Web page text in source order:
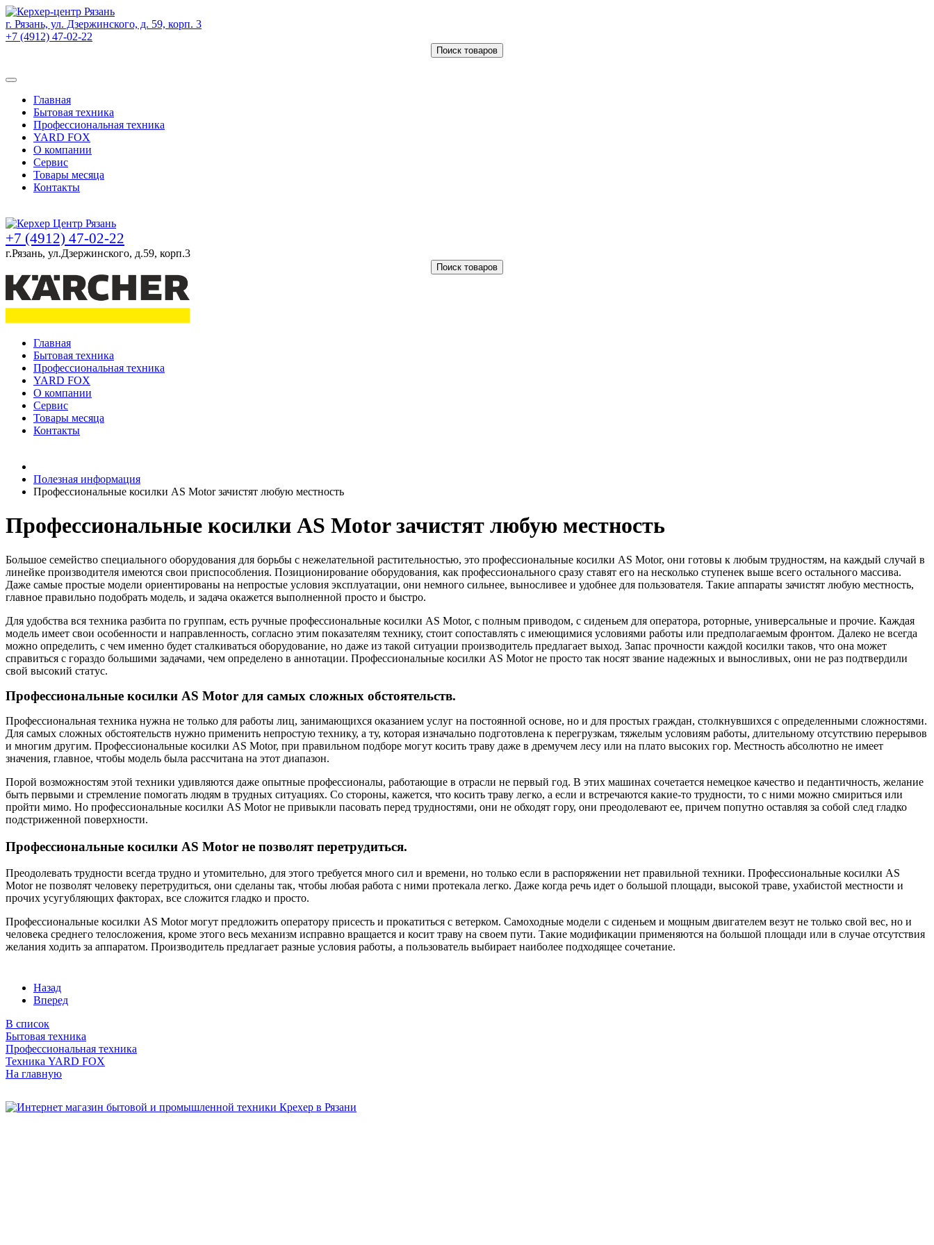
г. Рязань, ул. Дзержинского, д. 59, корп. 3
+7 (4912) 47-02-22
Поиск товаров
Главная
Бытовая техника
Профессиональная техника
YARD FOX
О компании
Сервис
Товары месяца
Контакты
+7 (4912) 47-02-22
г.Рязань, ул.Дзержинского, д.59, корп.3
Поиск товаров
Главная
Бытовая техника
Профессиональная техника
YARD FOX
О компании
Сервис
Товары месяца
Контакты
Полезная информация
Профессиональные косилки AS Motor зачистят любую местность
Профессиональные косилки AS Motor зачистят любую местность
Большое семейство специального оборудования для борьбы с нежелательной растительностью, это профессиональные косилки AS Motor, они готовы к любым трудностям, на каждый случай в
линейке производителя имеются свои приспособления. Позиционирование оборудования, как профессионального сразу ставят его на несколько ступенек выше всего остального массива.
Даже самые простые модели ориентированы на непростые условия эксплуатации, они немного сильнее, выносливее и удобнее для пользователя. Такие аппараты зачистят любую местность,
главное правильно подобрать модель, и задача окажется выполненной просто и быстро.
Для удобства вся техника разбита по группам, есть ручные профессиональные косилки AS Motor, с полным приводом, с сиденьем для оператора, роторные, универсальные и прочие. Каждая
модель имеет свои особенности и направленность, согласно этим показателям технику, стоит сопоставлять с имеющимися условиями работы или предполагаемым фронтом. Далеко не всегда
можно определить, с чем именно будет сталкиваться оборудование, но даже из такой ситуации производитель предлагает выход. Запас прочности каждой косилки таков, что она может
справиться с гораздо большими задачами, чем определено в аннотации. Профессиональные косилки AS Motor не просто так носят звание надежных и выносливых, они не раз подтвердили
свой высокий статус.
Профессиональные косилки AS Motor для самых сложных обстоятельств.
Профессиональная техника нужна не только для работы лиц, занимающихся оказанием услуг на постоянной основе, но и для простых граждан, столкнувшихся с определенными сложностями.
Для самых сложных обстоятельств нужно применить непростую технику, а ту, которая изначально подготовлена к перегрузкам, тяжелым условиям работы, длительному отсутствию перерывов
и многим другим. Профессиональные косилки AS Motor, при правильном подборе могут косить траву даже в дремучем лесу или на плато высоких гор. Местность абсолютно не имеет
значения, главное, чтобы модель была рассчитана на этот диапазон.
Порой возможностям этой техники удивляются даже опытные профессионалы, работающие в отрасли не первый год. В этих машинах сочетается немецкое качество и педантичность, желание
быть первыми и стремление помогать людям в трудных ситуациях. Со стороны, кажется, что косить траву легко, а если и встречаются какие-то трудности, то с ними можно смириться или
пройти мимо. Но профессиональные косилки AS Motor не привыкли пасовать перед трудностями, они не обходят гору, они преодолевают ее, причем попутно оставляя за собой след гладко
подстриженной поверхности.
Профессиональные косилки AS Motor не позволят перетрудиться.
Преодолевать трудности всегда трудно и утомительно, для этого требуется много сил и времени, но только если в распоряжении нет правильной техники. Профессиональные косилки AS
Motor не позволят человеку перетрудиться, они сделаны так, чтобы любая работа с ними протекала легко. Даже когда речь идет о большой площади, высокой траве, ухабистой местности и
прочих усугубляющих факторах, все сложится гладко и просто.
Профессиональные косилки AS Motor могут предложить оператору присесть и прокатиться с ветерком. Самоходные модели с сиденьем и мощным двигателем везут не только свой вес, но и
человека среднего телосложения, кроме этого весь механизм исправно вращается и косит траву на своем пути. Такие модификации применяются на большой площади или в случае отсутствия
желания ходить за аппаратом. Производитель предлагает разные условия работы, а пользователь выбирает наиболее подходящее сочетание.
Назад
Вперед
В список
Бытовая техника
Профессиональная техника
Техника YARD FOX
На главную